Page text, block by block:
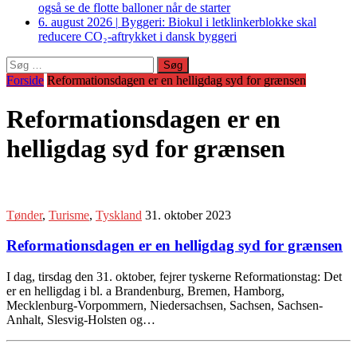
også se de flotte balloner når de starter
6. august 2026 | Byggeri: Biokul i letklinkerblokke skal
reducere CO₂-aftrykket i dansk byggeri
Søg
efter:
Forside Reformationsdagen er en helligdag syd for grænsen
Reformationsdagen er en
helligdag syd for grænsen
Tønder, Turisme, Tyskland 31. oktober 2023
Reformationsdagen er en helligdag syd for grænsen
I dag, tirsdag den 31. oktober, fejrer tyskerne Reformationstag: Det
er en helligdag i bl. a Brandenburg, Bremen, Hamborg,
Mecklenburg-Vorpommern, Niedersachsen, Sachsen, Sachsen-
Anhalt, Slesvig-Holsten og…